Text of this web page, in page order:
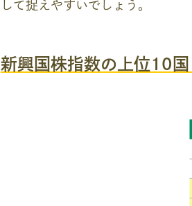
して捉えやすいでしょう。
新興国株指数の上位10